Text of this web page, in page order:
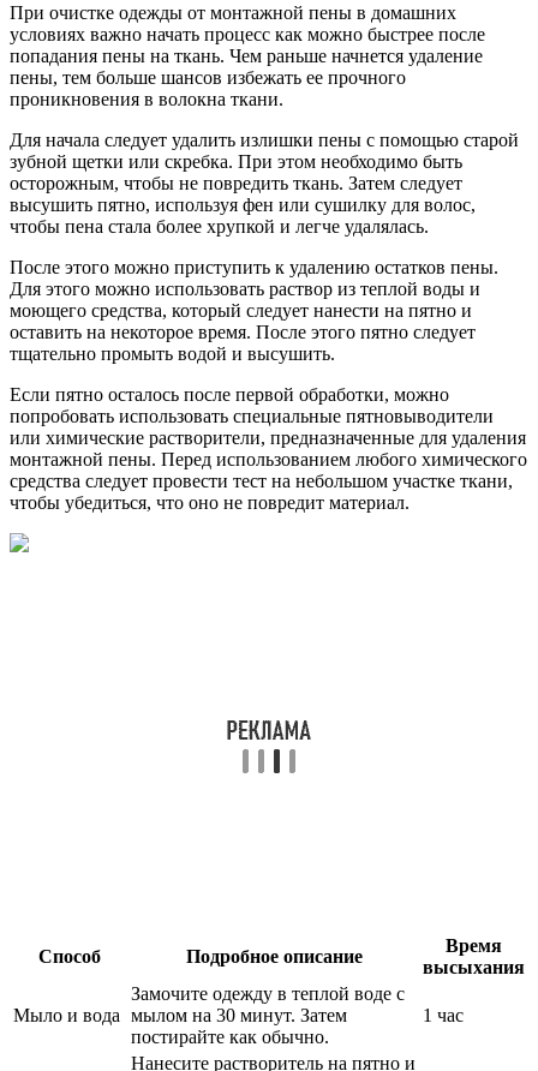
При очистке одежды от монтажной пены в домашних
условиях важно начать процесс как можно быстрее после
попадания пены на ткань. Чем раньше начнется удаление
пены, тем больше шансов избежать ее прочного
проникновения в волокна ткани.
Для начала следует удалить излишки пены с помощью старой
зубной щетки или скребка. При этом необходимо быть
осторожным, чтобы не повредить ткань. Затем следует
высушить пятно, используя фен или сушилку для волос,
чтобы пена стала более хрупкой и легче удалялась.
После этого можно приступить к удалению остатков пены.
Для этого можно использовать раствор из теплой воды и
моющего средства, который следует нанести на пятно и
оставить на некоторое время. После этого пятно следует
тщательно промыть водой и высушить.
Если пятно осталось после первой обработки, можно
попробовать использовать специальные пятновыводители
или химические растворители, предназначенные для удаления
монтажной пены. Перед использованием любого химического
средства следует провести тест на небольшом участке ткани,
чтобы убедиться, что оно не повредит материал.
Способ Подробное описание
Время
высыхания
Мыло и вода
Замочите одежду в теплой воде с
мылом на 30 минут. Затем
постирайте как обычно.
1 час
Нанесите растворитель на пятно и